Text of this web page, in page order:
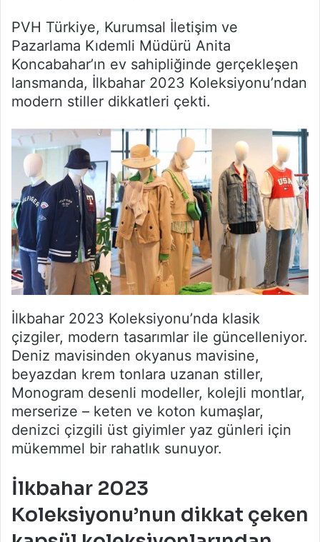
PVH Türkiye, Kurumsal İletişim ve
Pazarlama Kıdemli Müdürü Anita
Koncabahar’ın ev sahipliğinde gerçekleşen
lansmanda, İlkbahar 2023 Koleksiyonu’ndan
modern stiller dikkatleri çekti.
İlkbahar 2023 Koleksiyonu’nda klasik
çizgiler, modern tasarımlar ile güncelleniyor.
Deniz mavisinden okyanus mavisine,
beyazdan krem tonlara uzanan stiller,
Monogram desenli modeller, kolejli montlar,
merserize – keten ve koton kumaşlar,
denizci çizgili üst giyimler yaz günleri için
mükemmel bir rahatlık sunuyor.
İlkbahar 2023
Koleksiyonu’nun dikkat çeken